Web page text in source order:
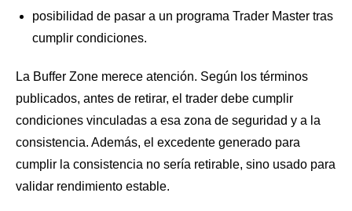
posibilidad de pasar a un programa Trader Master tras
cumplir condiciones.
La Buffer Zone merece atención. Según los términos
publicados, antes de retirar, el trader debe cumplir
condiciones vinculadas a esa zona de seguridad y a la
consistencia. Además, el excedente generado para
cumplir la consistencia no sería retirable, sino usado para
validar rendimiento estable.